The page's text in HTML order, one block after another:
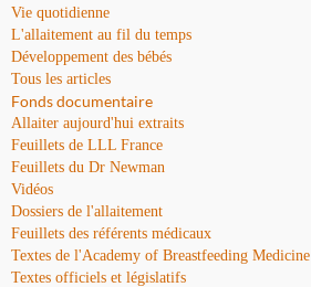
Vie quotidienne
L'allaitement au fil du temps
Développement des bébés
Tous les articles
Fonds documentaire
Allaiter aujourd'hui extraits
Feuillets de LLL France
Feuillets du Dr Newman
Vidéos
Dossiers de l'allaitement
Feuillets des référents médicaux
Textes de l'Academy of Breastfeeding Medicine
Textes officiels et législatifs